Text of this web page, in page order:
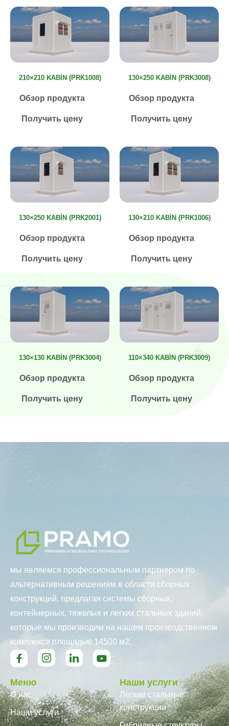
210×210 KABIN (PRK1008)
Обзор продукта
Получить цену
130×250 KABIN (PRK3008)
Обзор продукта
Получить цену
130×250 KABIN (PRK2001)
Обзор продукта
Получить цену
130×210 KABIN (PRK1006)
Обзор продукта
Получить цену
130×130 KABIN (PRK3004)
Обзор продукта
Получить цену
110×340 KABIN (PRK3009)
Обзор продукта
Получить цену
мы являемся профессиональным партнером по
альтернативным решениям в области сборных
конструкций, предлагая системы сборных,
контейнерных, тяжелых и легких стальных зданий,
которые мы производим на нашем производственном
комплексе площадью 14500 м2.
Меню
О нас
Наши услуги
Наши услуги
Легкие стальные
конструкции